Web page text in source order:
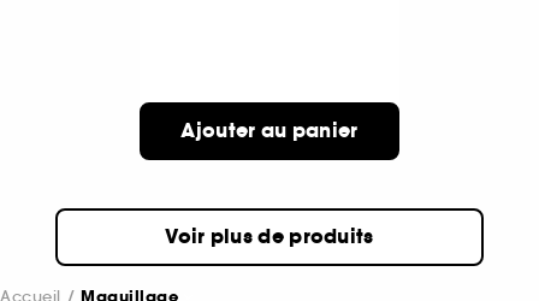
Ajouter au panier
Voir plus de produits
Accueil